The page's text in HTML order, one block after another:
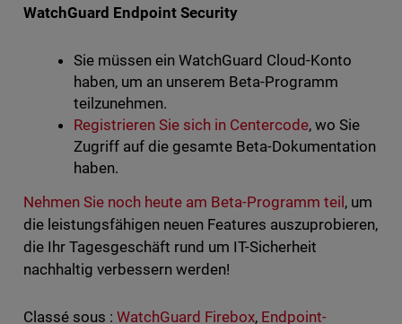
WatchGuard Endpoint Security
Sie müssen ein WatchGuard Cloud-Konto
haben, um an unserem Beta-Programm
teilzunehmen.
Registrieren Sie sich in Centercode, wo Sie
Zugriff auf die gesamte Beta-Dokumentation
haben.
Nehmen Sie noch heute am Beta-Programm teil, um
die leistungsfähigen neuen Features auszuprobieren,
die Ihr Tagesgeschäft rund um IT-Sicherheit
nachhaltig verbessern werden!
Classé sous : WatchGuard Firebox, Endpoint-